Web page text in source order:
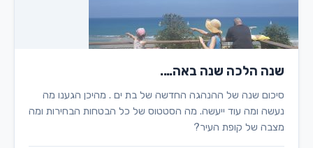
שנה הלכה שנה באה….
סיכום שנה של ההנהגה החדשה של בת ים . מהיכן הגענו מה
נעשה ומה עוד ייעשה. מה הסטטוס של כל הבטחות הבחירות ומה
מצבה של קופת העיר?